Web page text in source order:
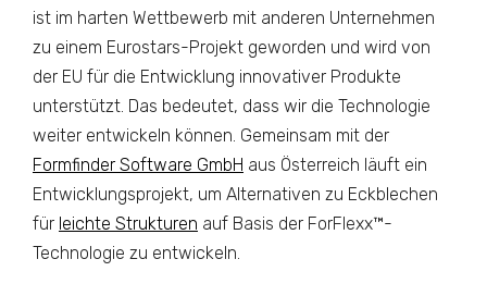
ist im harten Wettbewerb mit anderen Unternehmen
zu einem Eurostars-Projekt geworden und wird von
der EU für die Entwicklung innovativer Produkte
unterstützt. Das bedeutet, dass wir die Technologie
weiter entwickeln können. Gemeinsam mit der
Formfinder Software GmbH aus Österreich läuft ein
Entwicklungsprojekt, um Alternativen zu Eckblechen
für leichte Strukturen auf Basis der ForFlexx™-
Technologie zu entwickeln.